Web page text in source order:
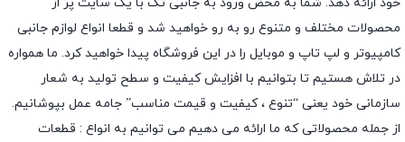
محصولات مختلف و متنوع رو به رو خواهید شد و قطعا انواع لوازم جانبی
کامپیوتر و لپ تاپ و موبایل را در این فروشگاه پیدا خواهید کرد. ما همواره
در تلاش هستیم تا بتوانیم با افزایش کیفیت و سطح تولید به شعار
سازمانی خود یعنی “تنوع ، کیفیت و قیمت مناسب” جامه عمل بپوشانیم.
از جمله محصولاتی که ما ارائه می دهیم می توانیم به انواع : قطعات